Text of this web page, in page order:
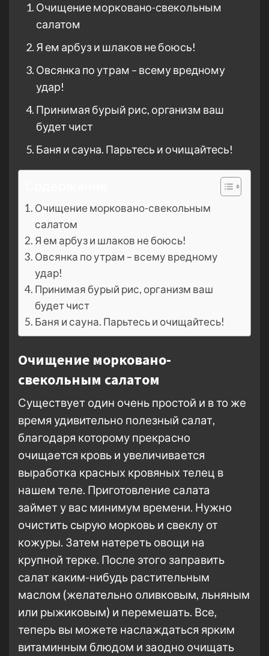
Очищение морковано-свекольным
салатом
Я ем арбуз и шлаков не боюсь!
Овсянка по утрам – всему вредному
удар!
Принимая бурый рис, организм ваш
будет чист
Баня и сауна. Парьтесь и очищайтесь!
Очищение морковано-свекольным
салатом
Я ем арбуз и шлаков не боюсь!
Овсянка по утрам – всему вредному
удар!
Принимая бурый рис, организм ваш
будет чист
Баня и сауна. Парьтесь и очищайтесь!
Очищение морковано-
свекольным салатом
Существует один очень простой и в то же
время удивительно полезный салат,
благодаря которому прекрасно
очищается кровь и увеличивается
выработка красных кровяных телец в
нашем теле. Приготовление салата
займет у вас минимум времени. Нужно
очистить сырую морковь и свеклу от
кожуры. Затем натереть овощи на
крупной терке. После этого заправить
салат каким-нибудь растительным
маслом (желательно оливковым, льняным
или рыжиковым) и перемешать. Все,
теперь вы можете наслаждаться ярким
витаминным блюдом и заодно очищать